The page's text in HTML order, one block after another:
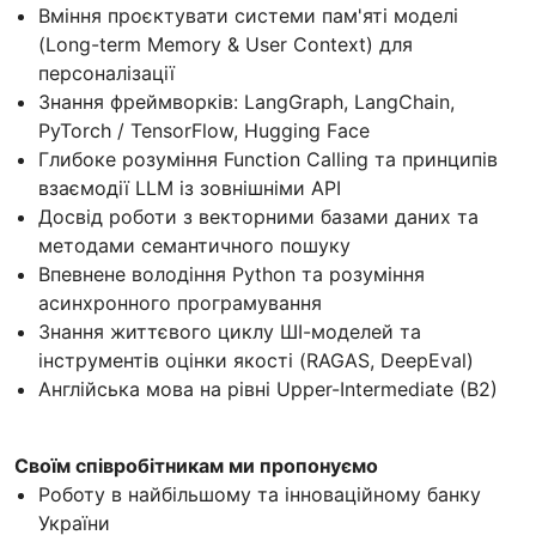
Вміння проєктувати системи пам'яті моделі
(Long-term Memory & User Context) для
персоналізації
Знання фреймворків: LangGraph, LangChain,
PyTorch / TensorFlow, Hugging Face
Глибоке розуміння Function Calling та принципів
взаємодії LLM із зовнішніми API
Досвід роботи з векторними базами даних та
методами семантичного пошуку
Впевнене володіння Python та розуміння
асинхронного програмування
Знання життєвого циклу ШІ-моделей та
інструментів оцінки якості (RAGAS, DeepEval)
Англійська мова на рівні Upper-Intermediate (B2)
Своїм співробітникам ми пропонуємо
Роботу в найбільшому та інноваційному банку
України